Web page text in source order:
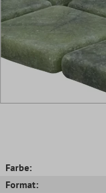
Farbe:
Format: